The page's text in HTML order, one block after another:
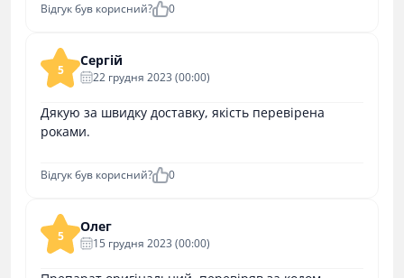
Відгук був корисний? 0
5
Сергій
22 грудня 2023 (00:00)
Дякую за швидку доставку, якість перевірена
роками.
Відгук був корисний? 0
5
Олег
15 грудня 2023 (00:00)